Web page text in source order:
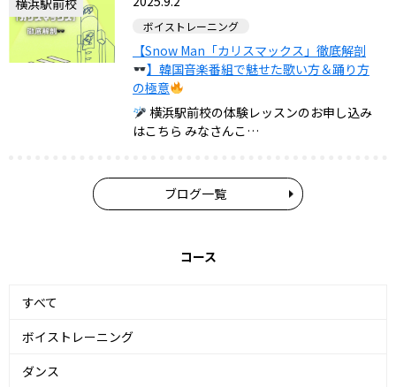
横浜駅前校
ボイストレーニング
【Snow Man「カリスマックス」徹底解剖
】韓国音楽番組で魅せた歌い方＆踊り方
の極意
横浜駅前校の体験レッスンのお申し込み
はこちら みなさんこ…
ブログ一覧
コース
すべて
ボイストレーニング
ダンス